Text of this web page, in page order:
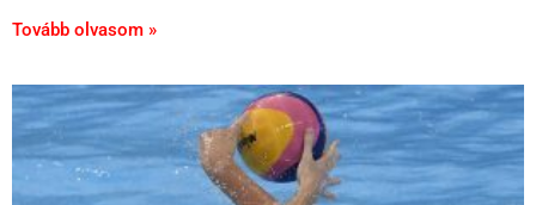
Tovább olvasom »